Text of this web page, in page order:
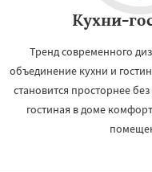
Кухни-
Тренд современного
объединение кухни и
становится просторнее
гостиная в доме